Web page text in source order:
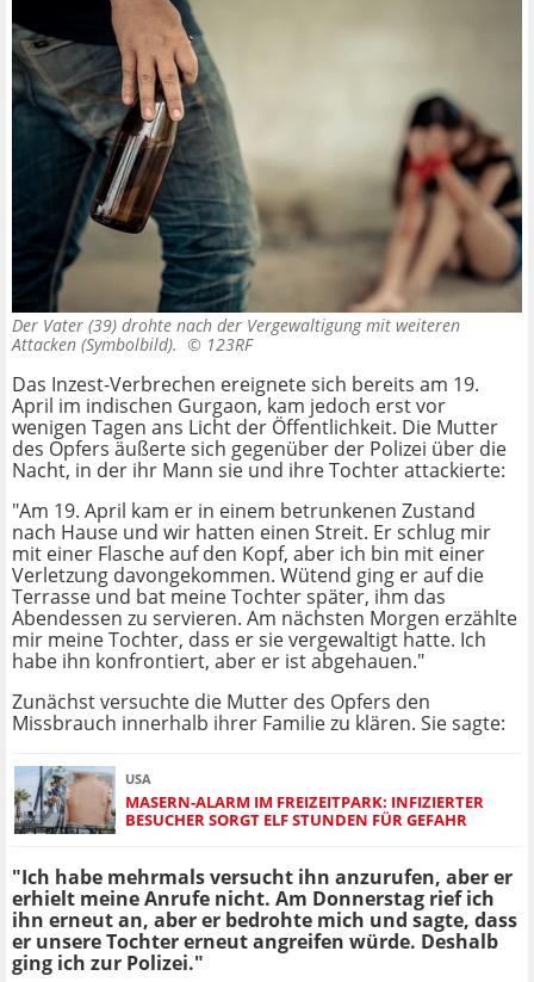
Der Vater (39) drohte nach der Vergewaltigung mit weiteren
Attacken (Symbolbild). © 123RF
Das Inzest-Verbrechen ereignete sich bereits am 19.
April im indischen Gurgaon, kam jedoch erst vor
wenigen Tagen ans Licht der Öffentlichkeit. Die Mutter
des Opfers äußerte sich gegenüber der Polizei über die
Nacht, in der ihr Mann sie und ihre Tochter attackierte:
"Am 19. April kam er in einem betrunkenen Zustand
nach Hause und wir hatten einen Streit. Er schlug mir
mit einer Flasche auf den Kopf, aber ich bin mit einer
Verletzung davongekommen. Wütend ging er auf die
Terrasse und bat meine Tochter später, ihm das
Abendessen zu servieren. Am nächsten Morgen erzählte
mir meine Tochter, dass er sie vergewaltigt hatte. Ich
habe ihn konfrontiert, aber er ist abgehauen."
Zunächst versuchte die Mutter des Opfers den
Missbrauch innerhalb ihrer Familie zu klären. Sie sagte:
USA
MASERN-ALARM IM FREIZEITPARK: INFIZIERTER
BESUCHER SORGT ELF STUNDEN FÜR GEFAHR
"Ich habe mehrmals versucht ihn anzurufen, aber er
erhielt meine Anrufe nicht. Am Donnerstag rief ich
ihn erneut an, aber er bedrohte mich und sagte, dass
er unsere Tochter erneut angreifen würde. Deshalb
ging ich zur Polizei."